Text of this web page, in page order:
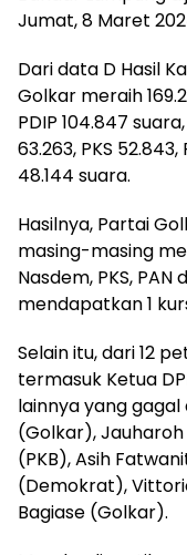
Jumat, 8 Maret
Dari data D Hasil
Golkar meraih
PDIP 104.847
63.263, PKS
48.144 suara.
Hasilnya, Partai
masing-masing
Nasdem, PKS,
mendapatkan 1
Selain itu, dari 12
termasuk Ketua
lainnya yang gagal
(Golkar),
(PKB), Asih
(Demokrat),
Bagiase (Golkar).